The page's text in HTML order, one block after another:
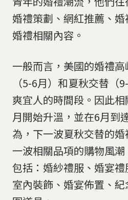
婚禮策劃、網紅推薦、
婚禮相關內容。
一般而言，美國的婚禮
（5-6月）和夏秋交替（
爽宜人的時間段。因此
月開始升溫，並在6月到
為，下一波夏秋交替的
一波相關品項的購物風
包括：婚紗禮服、婚宴禮
室內裝飾、婚宴佈置、